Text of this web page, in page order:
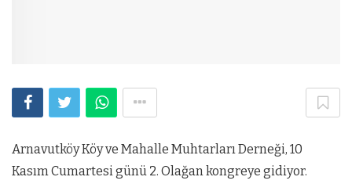
Arnavutköy Köy ve Mahalle Muhtarları Derneği, 10
Kasım Cumartesi günü 2. Olağan kongreye gidiyor.